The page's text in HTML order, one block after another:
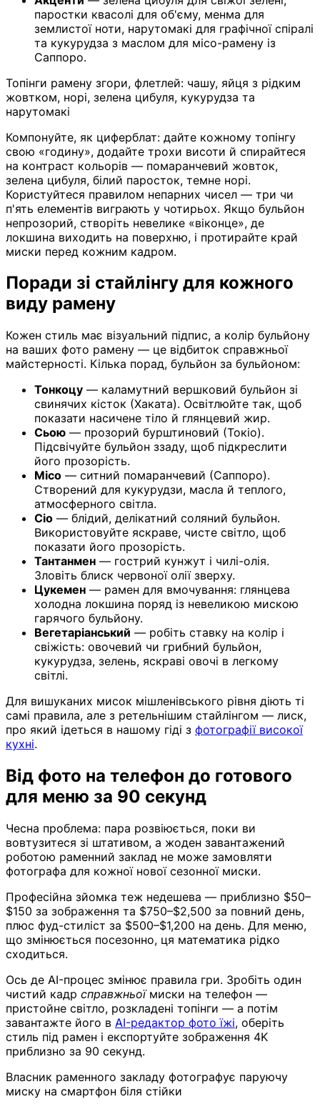
паростки квасолі для об'єму, менма для
землистої ноти, нарутомакі для графічної спіралі
та кукурудза з маслом для місо-рамену із
Саппоро.
Топінги рамену згори, флетлей: чашу, яйця з рідким
жовтком, норі, зелена цибуля, кукурудза та
нарутомакі
Компонуйте, як циферблат: дайте кожному топінгу
свою «годину», додайте трохи висоти й спирайтеся
на контраст кольорів — помаранчевий жовток,
зелена цибуля, білий паросток, темне норі.
Користуйтеся правилом непарних чисел — три чи
п'ять елементів виграють у чотирьох. Якщо бульйон
непрозорий, створіть невелике «віконце», де
локшина виходить на поверхню, і протирайте край
миски перед кожним кадром.
Поради зі стайлінгу для кожного
виду рамену
Кожен стиль має візуальний підпис, а колір бульйону
на ваших фото рамену — це відбиток справжньої
майстерності. Кілька порад, бульйон за бульйоном:
Тонкоцу — каламутний вершковий бульйон зі
свинячих кісток (Хаката). Освітлюйте так, щоб
показати насичене тіло й глянцевий жир.
Сьою — прозорий бурштиновий (Токіо).
Підсвічуйте бульйон ззаду, щоб підкреслити
його прозорість.
Місо — ситний помаранчевий (Саппоро).
Створений для кукурудзи, масла й теплого,
атмосферного світла.
Сіо — блідий, делікатний соляний бульйон.
Використовуйте яскраве, чисте світло, щоб
показати його прозорість.
Тантанмен — гострий кунжут і чилі-олія.
Зловіть блиск червоної олії зверху.
Цукемен — рамен для вмочування: глянцева
холодна локшина поряд із невеликою мискою
гарячого бульйону.
Вегетаріанський — робіть ставку на колір і
свіжість: овочевий чи грибний бульйон,
кукурудза, зелень, яскраві овочі в легкому
світлі.
Для вишуканих мисок мішленівського рівня діють ті
самі правила, але з ретельнішим стайлінгом — лиск,
про який ідеться в нашому гіді з фотографії високої
кухні.
Від фото на телефон до готового
для меню за 90 секунд
Чесна проблема: пара розвіюється, поки ви
вовтузитеся зі штативом, а жоден завантажений
роботою раменний заклад не може замовляти
фотографа для кожної нової сезонної миски.
Професійна зйомка теж недешева — приблизно $50–
$150 за зображення та $750–$2,500 за повний день,
плюс фуд-стиліст за $500–$1,200 на день. Для меню,
що змінюється посезонно, ця математика рідко
сходиться.
Ось де AI-процес змінює правила гри. Зробіть один
чистий кадр справжньоїмиски на телефон —
пристойне світло, розкладені топінги — а потім
завантажте його в AI-редактор фото їжі, оберіть
стиль під рамен і експортуйте зображення 4K
приблизно за 90 секунд.
Власник раменного закладу фотографує паруючу
миску на смартфон біля стійки